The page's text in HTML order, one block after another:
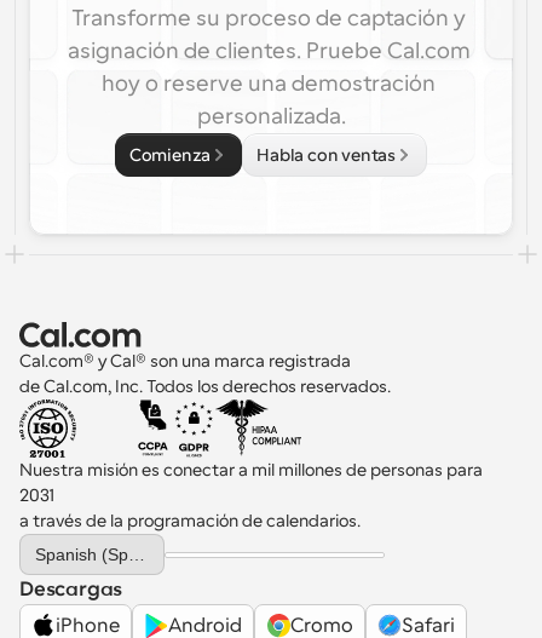
Transforme su proceso de captación y
asignación de clientes. Pruebe Cal.com
hoy o reserve una demostración
personalizada.
Comienza Habla con ventas
Cal.com® y Cal® son una marca registrada
de Cal.com, Inc. Todos los derechos reservados.
Nuestra misión es conectar a mil millones de personas para
2031
a través de la programación de calendarios.
Select Language
Descargas
iPhone
Android Cromo
Safari